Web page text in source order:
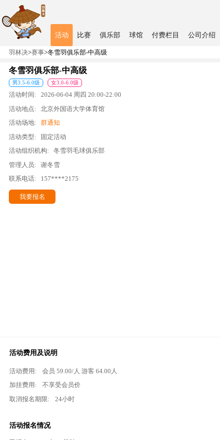
活动 比赛 俱乐部 球馆 付费栏目 公司介绍
羽林决>赛事>冬雪羽俱乐部-中高级
冬雪羽俱乐部-中高级
男3.5-6.0级 女3.0-6.0级
活动时间: 2026-06-04 周四 20:00-22:00
活动地点:
北京外国语大学体育馆
活动场地:
群通知
活动类型:
固定活动
活动组织机构:
冬雪羽毛球俱乐部
管理人员:
谢冬雪
联系电话:
157****2175
我要报名
活动费用及说明
活动费用: 会员59.00/人 游客64.00 人
加挂费用:
不享受会员价
取消报名期限:
24小时
活动报名情况